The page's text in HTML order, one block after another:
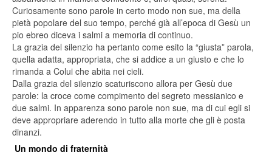
Curiosamente sono parole in certo modo non sue, ma della
pietà popolare del suo tempo, perché già all’epoca di Gesù un
pio ebreo diceva i salmi a memoria di continuo.
La grazia del silenzio ha pertanto come esito la “giusta” parola,
quella adatta, appropriata, che si addice a un giusto e che lo
rimanda a Colui che abita nei cieli.
Dalla grazia del silenzio scaturiscono allora per Gesù due
parole: la croce come compimento del segreto messianico e
due salmi. In apparenza sono parole non sue, ma di cui egli si
deve appropriare aderendo in tutto alla morte che gli è posta
dinanzi.
Un mondo di fraternità